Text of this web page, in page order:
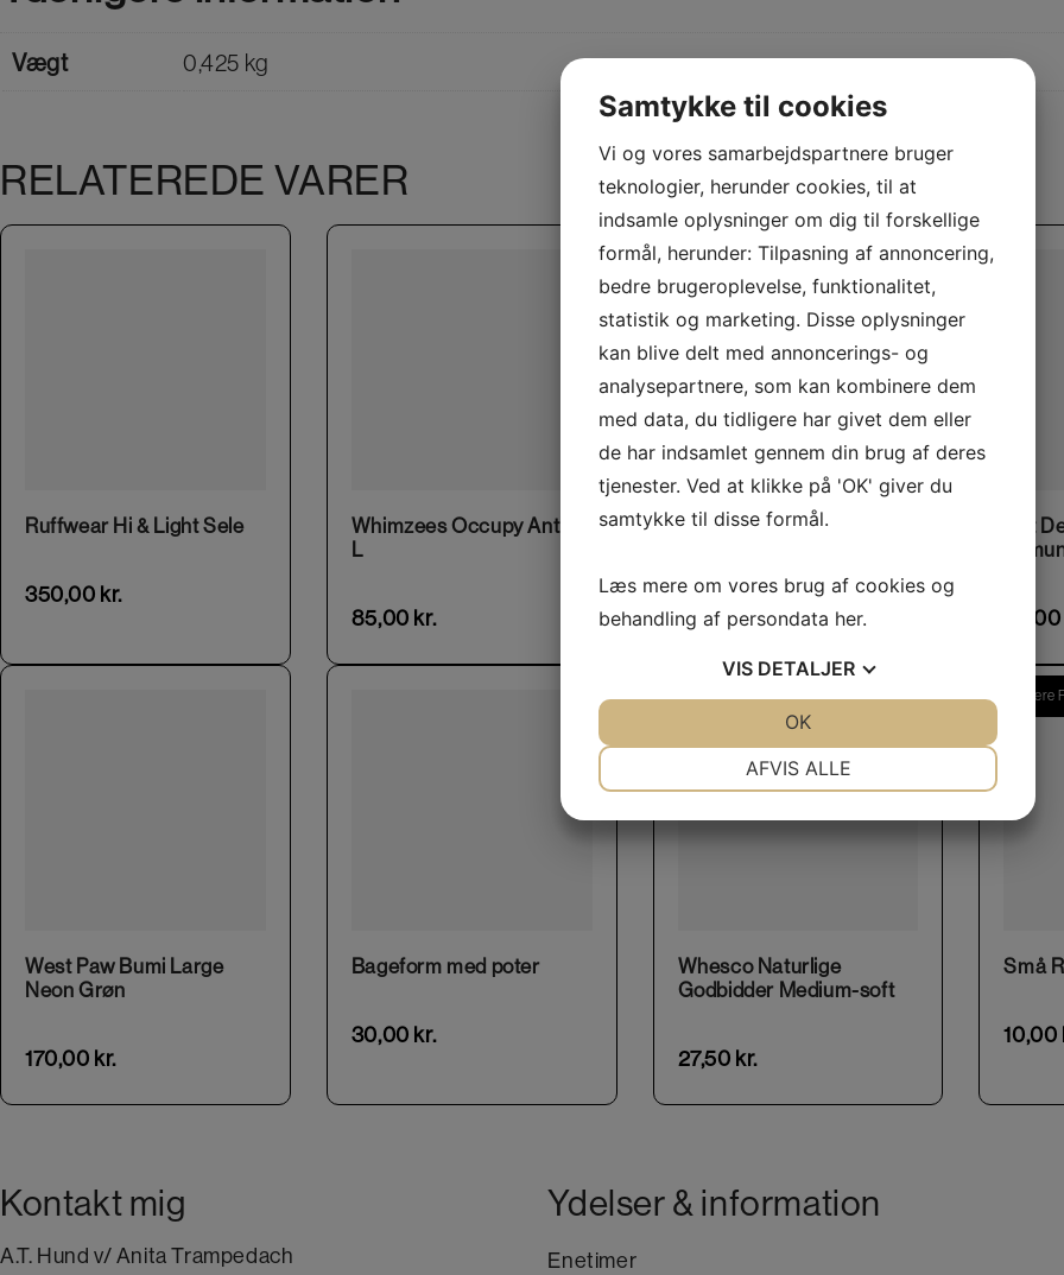
Vægt 0,425 kg
RELATEREDE VARER
Ruffwear Hi & Light Sele
350,00 kr.
Whimzees Occupy Antler
L
85,00 kr.
This product has multiple variants. The options may be chosen on the product page
Flere Farver
SodaPup Honeycomb
145,00kr.
Brit
32,00
West Paw Bumi Large
Neon Grøn
170,00 kr.
Bageform med poter
30,00 kr.
Flere Smagsvarianter
Whesco Naturlige
Godbidder Medium-soft
27,50 kr.
Flere
Små
10,00
Kontakt mig
A.T. Hund v/ Anita Trampedach
Ydelser & information
Enetimer
Samtykke til cookies
Vi og vores samarbejdspartnere bruger
teknologier, herunder cookies, til at
indsamle oplysninger om dig til forskellige
formål, herunder: Tilpasning af annoncering,
bedre brugeroplevelse, funktionalitet,
statistik og marketing. Disse oplysninger
kan blive delt med annoncerings- og
analysepartnere, som kan kombinere dem
med data, du tidligere har givet dem eller
de har indsamlet gennem din brug af deres
tjenester. Ved at klikke på 'OK' giver du
samtykke til disse formål.
Læs mere om vores brug af cookies og
behandling af persondata her.
VIS DETALJER
AFVIS ALLE
OK